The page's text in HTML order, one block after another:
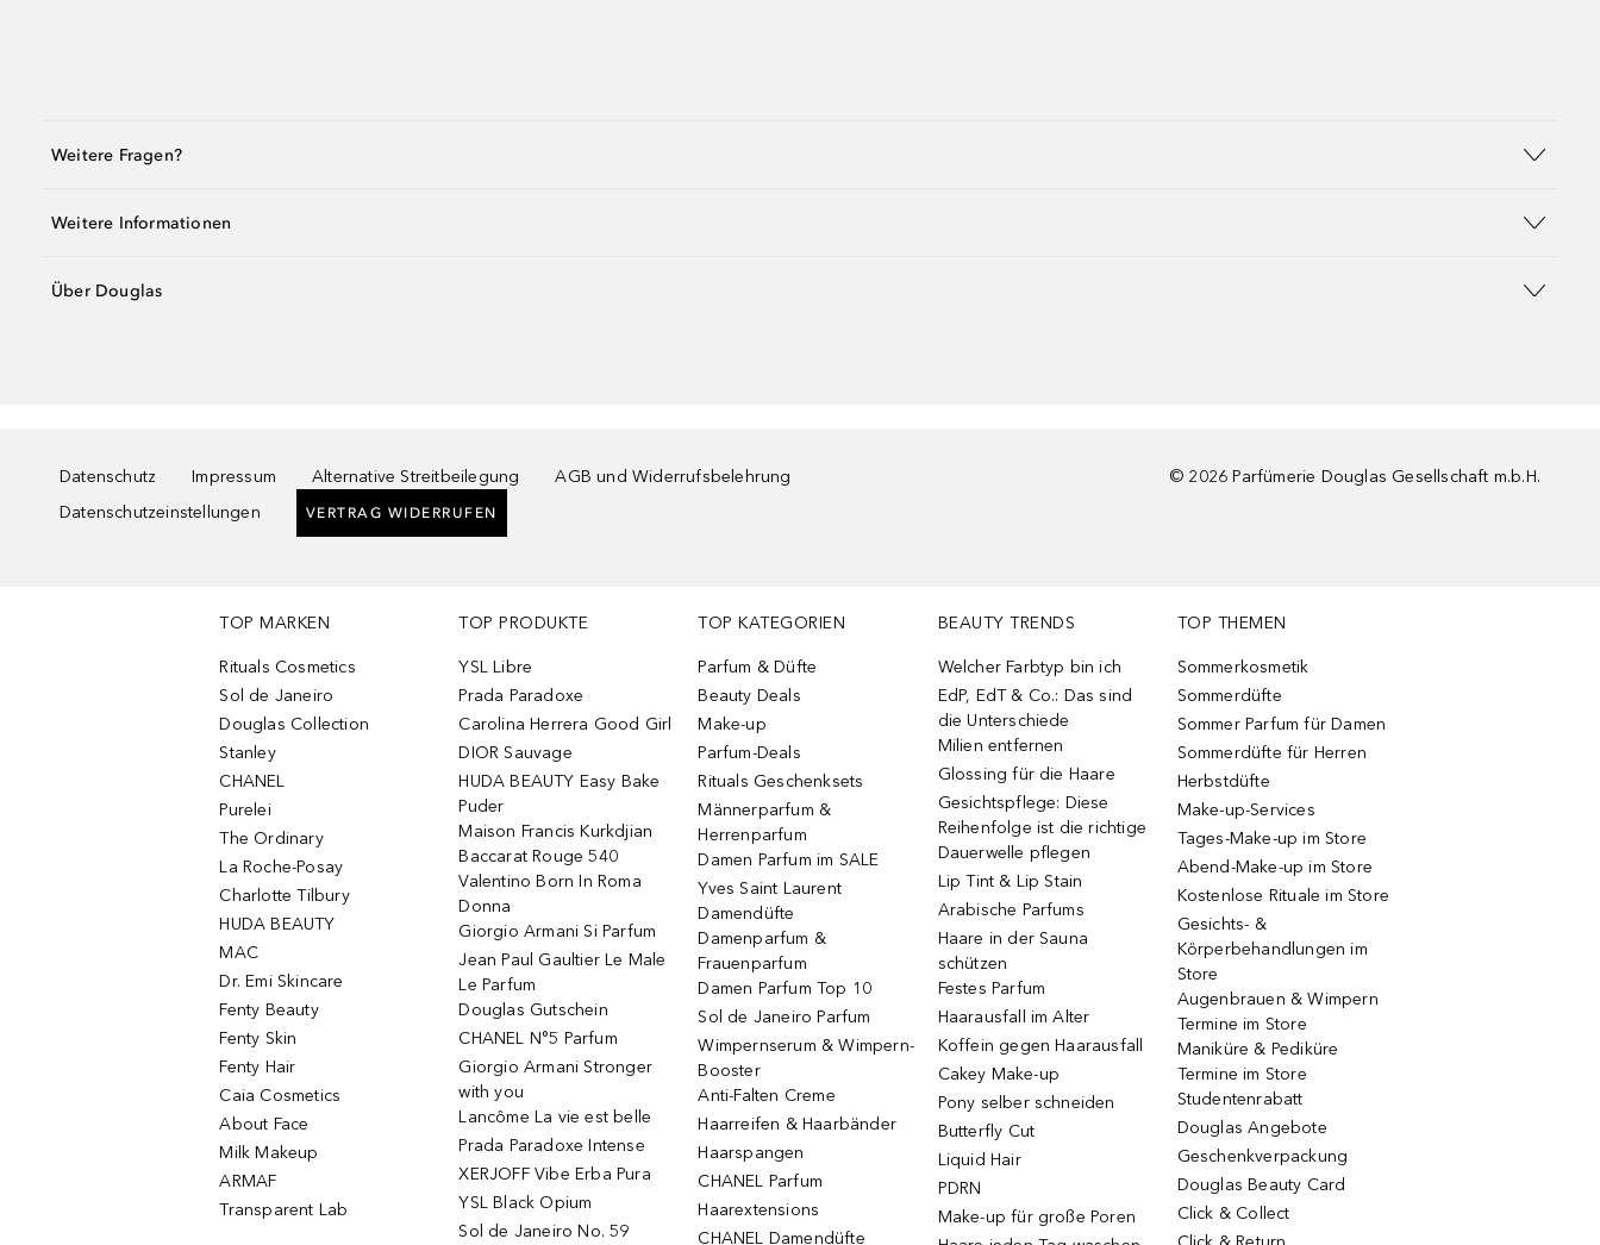
Weitere Fragen?
Weitere Informationen
Über Douglas
Datenschutz Impressum Alternative Streitbeilegung
AGB und Widerrufsbelehrung
Datenschutzeinstellungen
VERTRAG WIDERRUFEN
© 2026 Parfümerie Douglas Gesellschaft m.b.H.
TOP MARKEN
Rituals Cosmetics
Sol de Janeiro
Douglas Collection
Stanley
CHANEL
Purelei
The Ordinary
La Roche-Posay
Charlotte Tilbury
HUDA BEAUTY
MAC
Dr. Emi Skincare
Fenty Beauty
Fenty Skin
Fenty Hair
Caia Cosmetics
About Face
Milk Makeup
ARMAF
Transparent Lab
TOP PRODUKTE
YSL Libre
Prada Paradoxe
Carolina Herrera Good Girl
DIOR Sauvage
HUDA BEAUTY Easy Bake
Puder
Maison Francis Kurkdjian
Baccarat Rouge 540
Valentino Born In Roma
Donna
Giorgio Armani Si Parfum
Jean Paul Gaultier Le Male
Le Parfum
Douglas Gutschein
CHANEL N°5 Parfum
Giorgio Armani Stronger
with you
Lancôme La vie est belle
Prada Paradoxe Intense
XERJOFF Vibe Erba Pura
YSL Black Opium
Sol de Janeiro No. 59
TOP KATEGORIEN
Parfum & Düfte
Beauty Deals
Make-up
Parfum-Deals
Rituals Geschenksets
Männerparfum &
Herrenparfum
Damen Parfum im SALE
Yves Saint Laurent
Damendüfte
Damenparfum &
Frauenparfum
Damen Parfum Top 10
Sol de Janeiro Parfum
Wimpernserum & Wimpern-
Booster
Anti-Falten Creme
Haarreifen & Haarbänder
Haarspangen
CHANEL Parfum
Haarextensions
CHANEL Damendüfte
BEAUTY TRENDS
Welcher Farbtyp bin ich
EdP, EdT & Co.: Das sind
die Unterschiede
Milien entfernen
Glossing für die Haare
Gesichtspflege: Diese
Reihenfolge ist die richtige
Dauerwelle pflegen
Lip Tint & Lip Stain
Arabische Parfums
Haare in der Sauna
schützen
Festes Parfum
Haarausfall im Alter
Koffein gegen Haarausfall
Cakey Make-up
Pony selber schneiden
Butterfly Cut
Liquid Hair
PDRN
Make-up für große Poren
TOP THEMEN
Sommerkosmetik
Sommerdüfte
Sommer Parfum für Damen
Sommerdüfte für Herren
Herbstdüfte
Make-up-Services
Tages-Make-up im Store
Abend-Make-up im Store
Kostenlose Rituale im Store
Gesichts- &
Körperbehandlungen im
Store
Augenbrauen & Wimpern
Termine im Store
Maniküre & Pediküre
Termine im Store
Studentenrabatt
Douglas Angebote
Geschenkverpackung
Douglas Beauty Card
Click & Collect